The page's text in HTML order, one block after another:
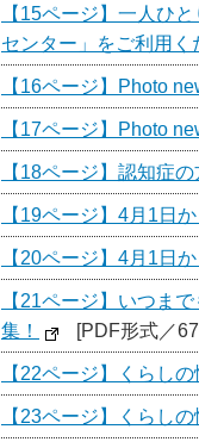
【15ページ】一人ひ
センター」をご利用く
【16ページ】Photo
【17ページ】Photo
【18ページ】認知症
【19ページ】4月1日
【20ページ】4月1日
【21ページ】いつま
集！
[PDF形式／
【22ページ】くらし
【23ページ】くらし